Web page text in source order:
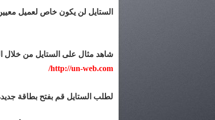
الستايل لن يكون خاص لعميل
شاهد مثال على الستايل من خلال
http://un-web.com/
لطلب الستايل قم بفتح بطاقة